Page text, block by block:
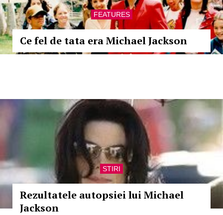
FEATURES
Ce fel de tata era Michael Jackson
STIRI
Rezultatele autopsiei lui Michael
Jackson